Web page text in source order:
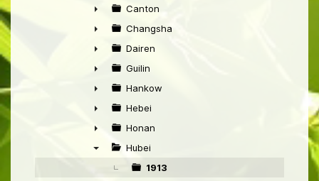
►
►
Canton
►
Changsha
►
Dairen
►
Guilin
►
Hankow
►
Hebei
►
Honan
Hubei
1913